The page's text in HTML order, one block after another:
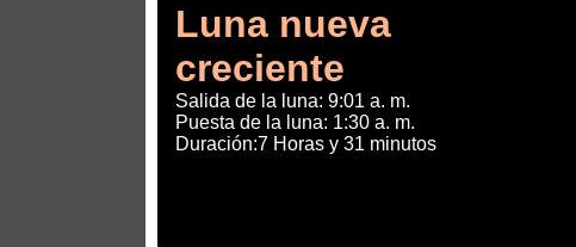
Luna nueva
creciente
Salida de la luna: 9:01 a. m.
Puesta de la luna: 1:30 a. m.
Duración:7 Horas y 31 minutos